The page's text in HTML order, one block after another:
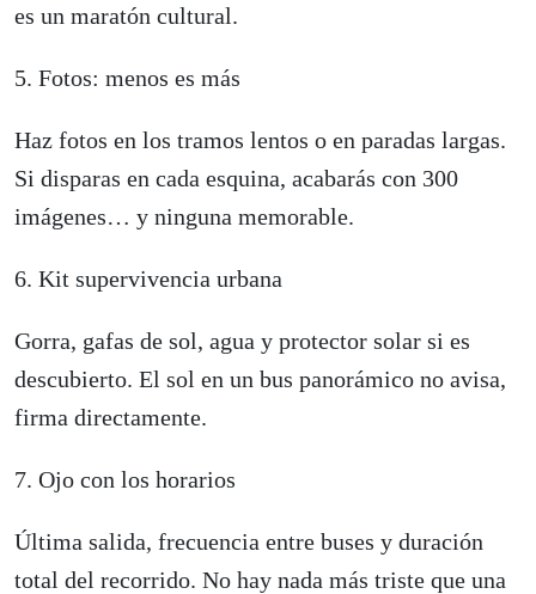
es un maratón cultural.
5. Fotos: menos es más
Haz fotos en los tramos lentos o en paradas largas.
Si disparas en cada esquina, acabarás con 300
imágenes… y ninguna memorable.
6. Kit supervivencia urbana
Gorra, gafas de sol, agua y protector solar si es
descubierto. El sol en un bus panorámico no avisa,
firma directamente.
7. Ojo con los horarios
Última salida, frecuencia entre buses y duración
total del recorrido. No hay nada más triste que una